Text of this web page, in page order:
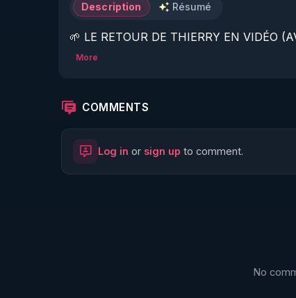
Description Résumé
🌱 LE RETOUR DE THIERRY EN VIDÉO
🌱 LE MAGAZINE RÉGÉNÈRE
http://rgnr.li/ymag
More
COMMENTS
Log in or sign up to comment.
No